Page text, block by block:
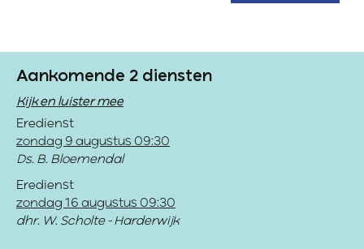
Aankomende 2 diensten
Kijk en luister mee
Eredienst
zondag 9 augustus 09:30
Ds. B. Bloemendal
Eredienst
zondag 16 augustus 09:30
dhr. W. Scholte - Harderwijk